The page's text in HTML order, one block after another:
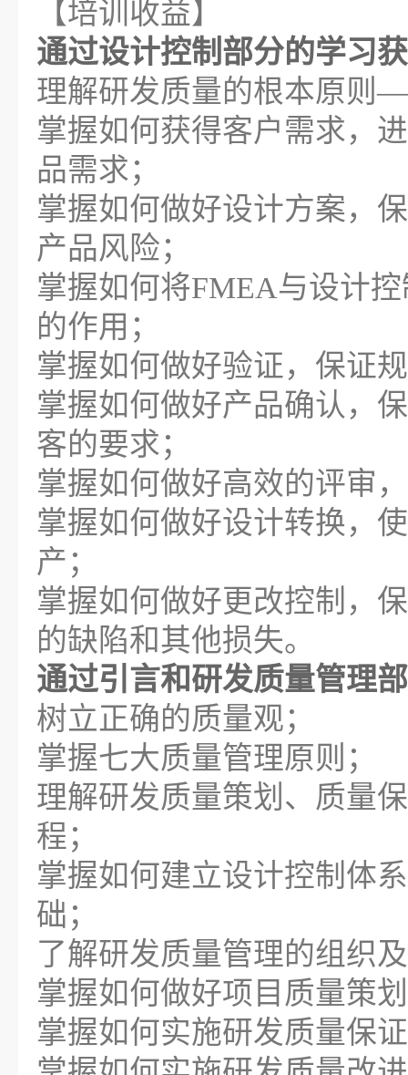
【培训收益】
通过设计控制部分的学习
理解研发质量的根本原则
掌握如何获得客户需求，
品需求；
掌握如何做好设计方案，
产品风险；
掌握如何将FMEA与设计
的作用；
掌握如何做好验证，保证
掌握如何做好产品确认，
客的要求；
掌握如何做好高效的评审
掌握如何做好设计转换，
产；
掌握如何做好更改控制，
的缺陷和其他损失。
通过引言和研发质量管理
树立正确的质量观；
掌握七大质量管理原则；
理解研发质量策划、质量
程；
掌握如何建立设计控制体
础；
了解研发质量管理的组织
掌握如何做好项目质量策
掌握如何实施研发质量保